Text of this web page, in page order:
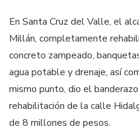
En Santa Cruz del Valle, el
Millán, completamente
concreto zampeado,
agua potable y drenaje, así
mismo punto, dio el
rehabilitación de la calle
de 8 millones de pesos.